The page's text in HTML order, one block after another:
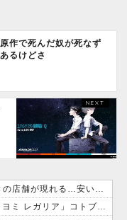
作で死んだ奴が死なず
るけどさ